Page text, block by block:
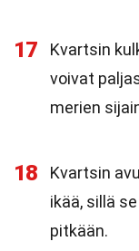
17 Kvartsin
voivat
merien
18
Kvartsin
ikää, sillä
pitkään.